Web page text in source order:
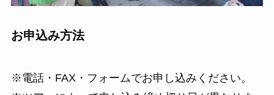
お申込み方法
※電話・FAX・フォームでお申し込みください。